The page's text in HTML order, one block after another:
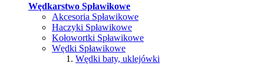
Wędkarstwo Spławikowe
Akcesoria Spławikowe
Haczyki Spławikowe
Kołowortki Spławikowe
Wędki Spławikowe
Wędki baty, uklejówki